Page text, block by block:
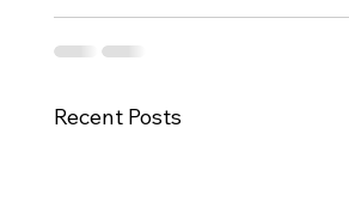
Recent Posts